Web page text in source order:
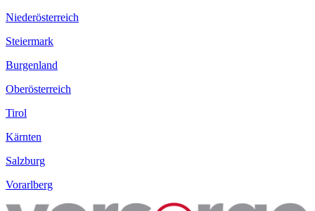
Niederösterreich
Steiermark
Burgenland
Oberösterreich
Tirol
Kärnten
Salzburg
Vorarlberg